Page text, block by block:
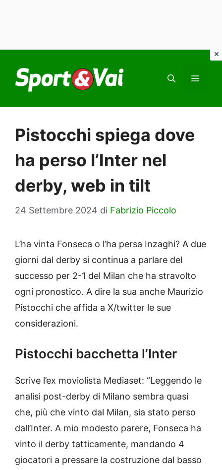
contenuto
Pistocchi spiega dove
ha perso l’Inter nel
derby, web in tilt
24 Settembre 2024 di Fabrizio Piccolo
L’ha vinta Fonseca o l’ha persa Inzaghi? A due
giorni dal derby si continua a parlare del
successo per 2-1 del Milan che ha stravolto
ogni pronostico. A dire la sua anche Maurizio
Pistocchi che affida a X/twitter le sue
considerazioni.
Pistocchi bacchetta l’Inter
Scrive l’ex moviolista Mediaset: “Leggendo le
analisi post-derby di Milano sembra quasi
che, più che vinto dal Milan, sia stato perso
dall’Inter. A mio modesto parere, Fonseca ha
vinto il derby tatticamente, mandando 4
giocatori a pressare la costruzione dal basso